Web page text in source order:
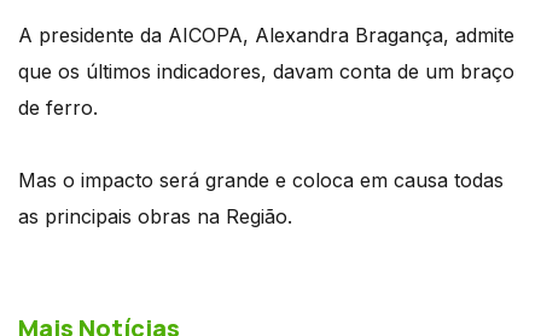
A presidente da AICOPA, Alexandra Bragança, admite
que os últimos indicadores, davam conta de um braço
de ferro.
Mas o impacto será grande e coloca em causa todas
as principais obras na Região.
Mais Notícias